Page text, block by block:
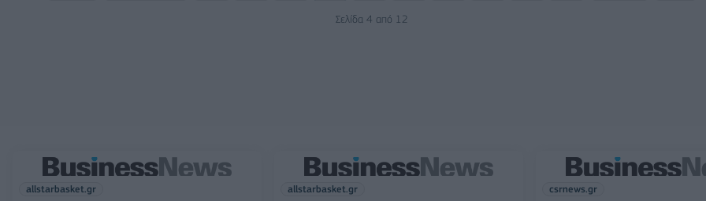
Σελίδα 4 από 12
allstarbasket.gr allstarbasket.gr csrnews.gr